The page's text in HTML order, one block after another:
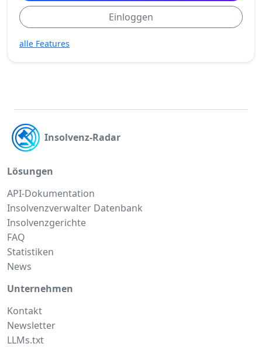
Einloggen
alle Features
Insolvenz-Radar
Lösungen
API-Dokumentation
Insolvenzverwalter Datenbank
Insolvenzgerichte
FAQ
Statistiken
News
Unternehmen
Kontakt
Newsletter
LLMs.txt